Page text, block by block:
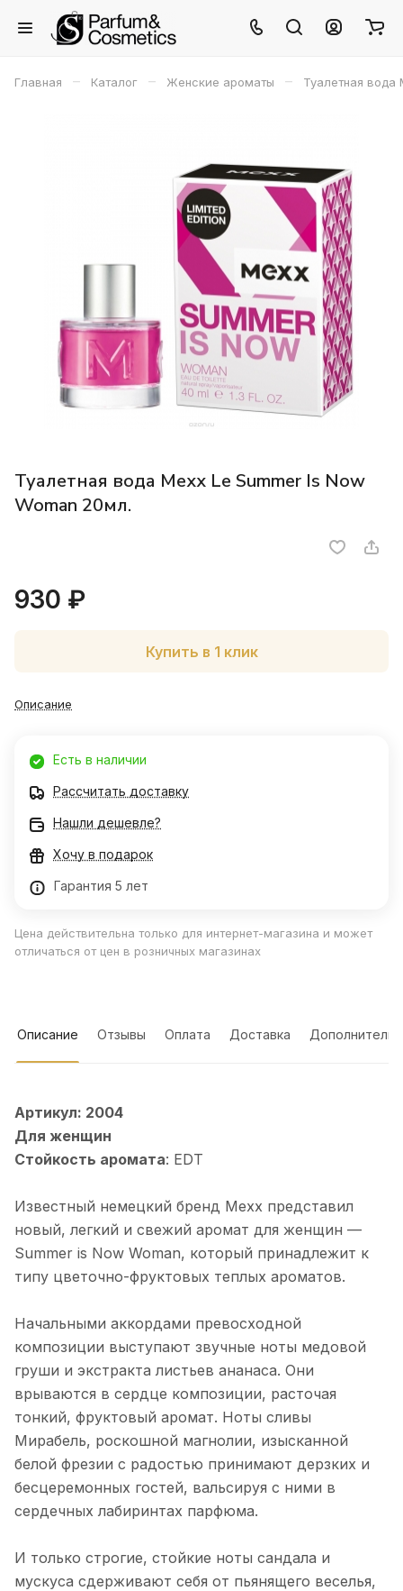
Главная – Каталог – Женские ароматы – Туалетная вода
Туалетная вода Mexx Le Summer Is Now
Woman 20мл.
930 ₽
Купить в 1 клик
Описание
Есть в наличии
Рассчитать доставку
Нашли дешевле?
Хочу в подарок
Гарантия 5 лет
Цена действительна только для интернет-магазина и может
отличаться от цен в розничных магазинах
Описание Отзывы Оплата Доставка
Артикул: 2004
Для женщин
Стойкость аромата: EDT
Известный немецкий бренд Mexx представил
новый, легкий и свежий аромат для женщин —
Summer is Now Woman, который принадлежит к
типу цветочно-фруктовых теплых ароматов.
Начальными аккордами превосходной
композиции выступают звучные ноты медовой
груши и экстракта листьев ананаса. Они
врываются в сердце композиции, расточая
тонкий, фруктовый аромат. Ноты сливы
Мирабель, роскошной магнолии, изысканной
белой фрезии с радостью принимают дерзких и
бесцеремонных гостей, вальсируя с ними в
сердечных лабиринтах парфюма.
И только строгие, стойкие ноты сандала и
мускуса сдерживают себя от пьянящего веселья,